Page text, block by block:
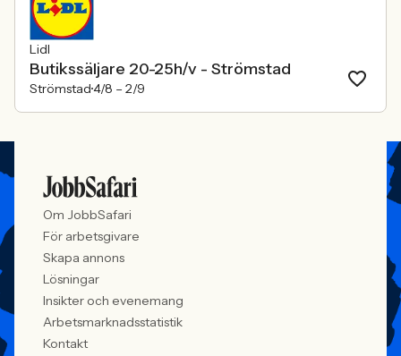
Lidl
Butikssäljare 20-25h/v - Strömstad
Strömstad4/8 – 2/9
Om JobbSafari
För arbetsgivare
Skapa annons
Lösningar
Insikter och evenemang
Arbetsmarknadsstatistik
Kontakt